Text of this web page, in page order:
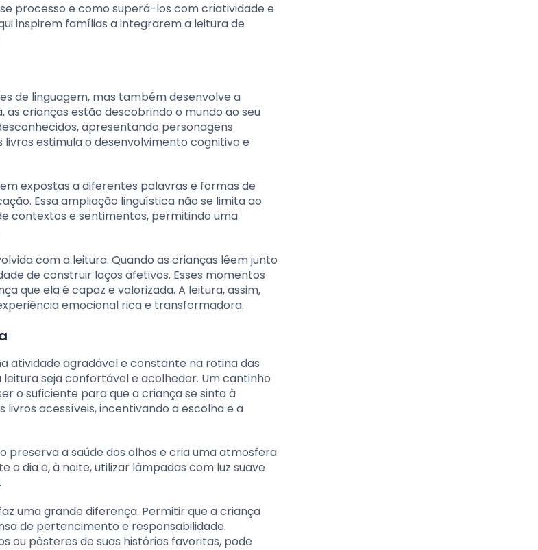
processo e como superá-los com criatividade e
inspirem famílias a integrarem a leitura de
de linguagem, mas também desenvolve a
crianças estão descobrindo o mundo ao seu
apresentando personagens
estimula o desenvolvimento cognitivo e
expostas a diferentes palavras e formas de
Essa ampliação linguística não se limita ao
contextos e sentimentos, permitindo uma
com a leitura. Quando as crianças lêem junto
de construir laços afetivos. Esses momentos
que ela é capaz e valorizada. A leitura, assim,
emocional rica e transformadora.
atividade agradável e constante na rotina das
seja confortável e acolhedor. Um cantinho
o suficiente para que a criança se sinta à
acessíveis, incentivando a escolha e a
preserva a saúde dos olhos e cria uma atmosfera
o dia e, à noite, utilizar lâmpadas com luz suave
uma grande diferença. Permitir que a criança
de pertencimento e responsabilidade.
ou pôsteres de suas histórias favoritas, pode